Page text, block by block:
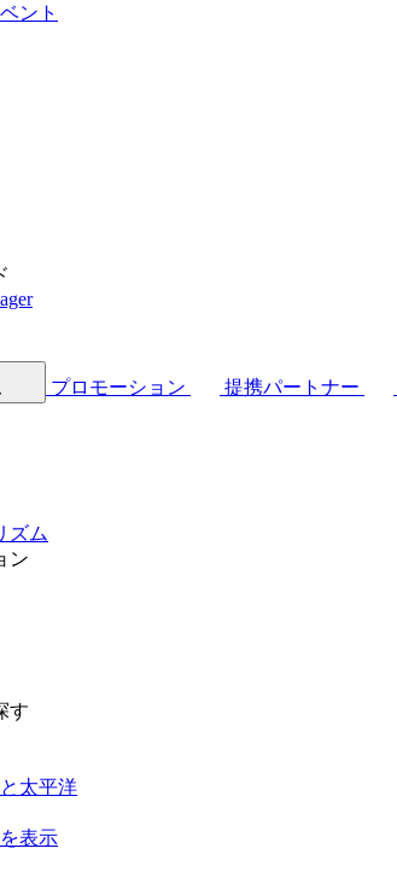
ント
プロモーション 提携パートナー
ズム
ン
す
太平洋
表示